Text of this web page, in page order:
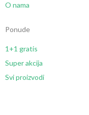
O nama
Ponude
1+1 gratis
Super akcija
Svi proizvodi